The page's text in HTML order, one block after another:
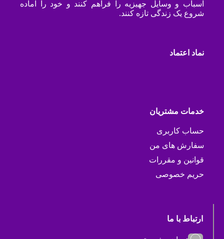
اسباب و وسایل جهیزیه را فراهم کنند و خود را آماده
شروع یک زندگی تازه کنند.
نماد اعتماد
خدمات مشتریان
حساب کاربری
سفارش های من
قوانین و مقررات
حریم خصوصی
ارتباط با ما